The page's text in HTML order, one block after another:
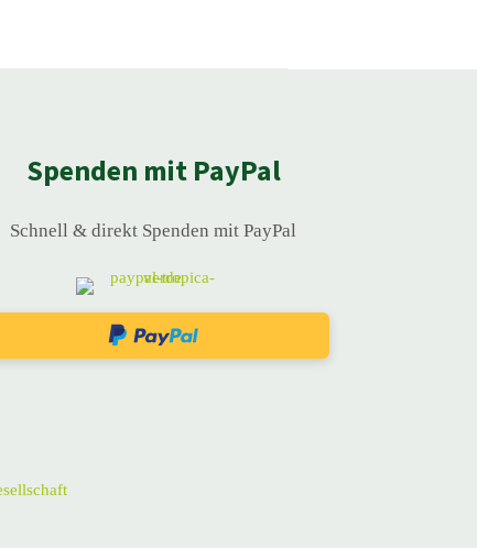
Spenden mit PayPal
Schnell & direkt Spenden mit PayPal